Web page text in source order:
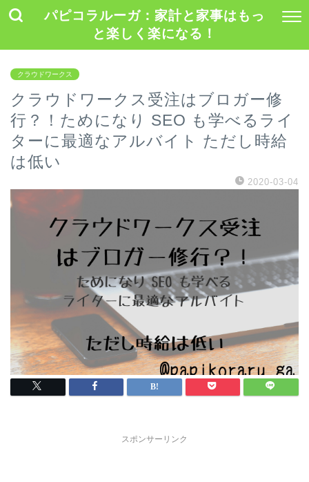
パピコラルーガ：家計と家事はもっ
と楽しく楽になる！
クラウドワークス
クラウドワークス受注はブロガー修
行？！ためになり SEO も学べるライ
ターに最適なアルバイト ただし時給
は低い
2020-03-04
スポンサーリンク